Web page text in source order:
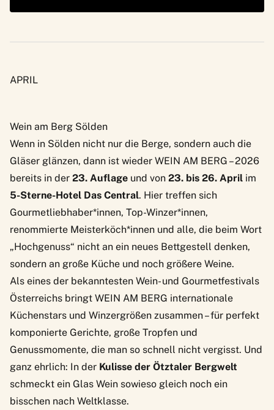
APRIL
Wein am Berg Sölden
Wenn in Sölden nicht nur die Berge, sondern auch die
Gläser glänzen, dann ist wieder WEIN AM BERG – 2026
bereits in der 23. Auflage und von 23. bis 26. April im
5-Sterne-Hotel Das Central. Hier treffen sich
Gourmetliebhaber*innen, Top-Winzer*innen,
renommierte Meisterköch*innen und alle, die beim Wort
„Hochgenuss“ nicht an ein neues Bettgestell denken,
sondern an große Küche und noch größere Weine.
Als eines der bekanntesten Wein- und Gourmetfestivals
Österreichs bringt WEIN AM BERG internationale
Küchenstars und Winzergrößen zusammen – für perfekt
komponierte Gerichte, große Tropfen und
Genussmomente, die man so schnell nicht vergisst. Und
ganz ehrlich: In der Kulisse der Ötztaler Bergwelt
schmeckt ein Glas Wein sowieso gleich noch ein
bisschen nach Weltklasse.